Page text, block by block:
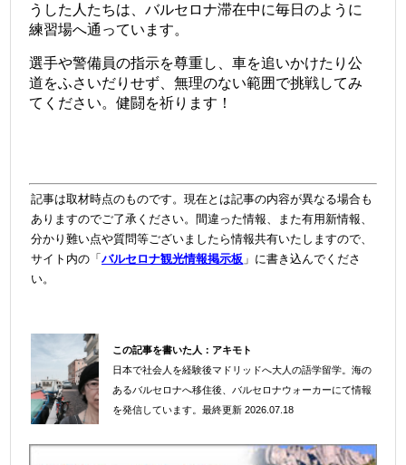
うした人たちは、バルセロナ滞在中に毎日のように
練習場へ通っています。
選手や警備員の指示を尊重し、車を追いかけたり公
道をふさいだりせず、無理のない範囲で挑戦してみ
てください。健闘を祈ります！
記事は取材時点のものです。現在とは記事の内容が異なる場合も
ありますのでご了承ください。間違った情報、また有用新情報、
分かり難い点や質問等ございましたら情報共有いたしますので、
サイト内の「バルセロナ観光情報掲示板 」に書き込んでくださ
い。
この記事を書いた人： アキモト
日本で社会人を経験後マドリッドへ大人の語学留学。海の
あるバルセロナへ移住後、バルセロナウォーカーにて情報
を発信しています。最終更新 2026.07.18